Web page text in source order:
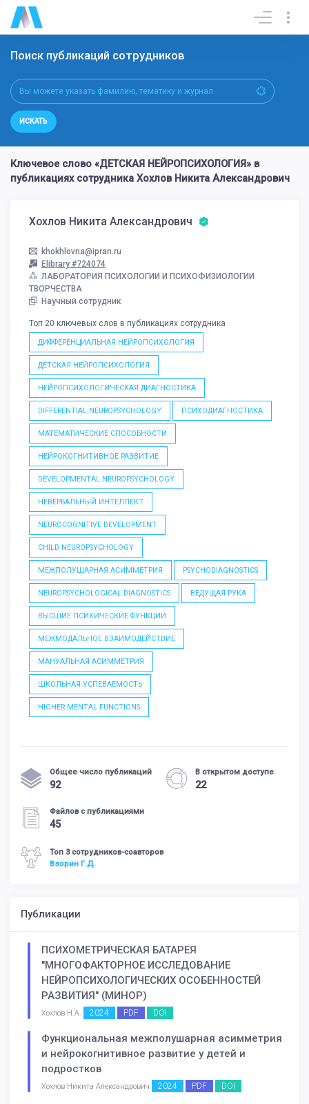
Поиск публикаций сотрудников
ИСКАТЬ
Ключевое слово «ДЕТСКАЯ НЕЙРОПСИХОЛОГИЯ» в
публикациях сотрудника Хохлов Никита Александрович
Хохлов Никита Александрович
khokhlovna@ipran.ru
Elibrary #724074
ЛАБОРАТОРИЯ ПСИХОЛОГИИ И ПСИХОФИЗИОЛОГИИ
ТВОРЧЕСТВА
Научный сотрудник
Топ 20 ключевых слов в публикациях сотрудника
ДИФФЕРЕНЦИАЛЬНАЯ НЕЙРОПСИХОЛОГИЯ
ДЕТСКАЯ НЕЙРОПСИХОЛОГИЯ
НЕЙРОПСИХОЛОГИЧЕСКАЯ ДИАГНОСТИКА
DIFFERENTIAL NEUROPSYCHOLOGY ПСИХОДИАГНОСТИКА
МАТЕМАТИЧЕСКИЕ СПОСОБНОСТИ
НЕЙРОКОГНИТИВНОЕ РАЗВИТИЕ
DEVELOPMENTAL NEUROPSYCHOLOGY
НЕВЕРБАЛЬНЫЙ ИНТЕЛЛЕКТ
NEUROCOGNITIVE DEVELOPMENT
CHILD NEUROPSYCHOLOGY
МЕЖПОЛУШАРНАЯ АСИММЕТРИЯ PSYCHODIAGNOSTICS
NEUROPSYCHOLOGICAL DIAGNOSTICS ВЕДУЩАЯ РУКА
ВЫСШИЕ ПСИХИЧЕСКИЕ ФУНКЦИИ
МЕЖМОДАЛЬНОЕ ВЗАИМОДЕЙСТВИЕ
МАНУАЛЬНАЯ АСИММЕТРИЯ
ШКОЛЬНАЯ УСПЕВАЕМОСТЬ
HIGHER MENTAL FUNCTIONS
Общее число публикаций
92
В открытом доступе
22
Файлов с публикациями
45
Топ 3 сотрудников-соавторов
Взорин Г.Д.
Публикации
ПСИХОМЕТРИЧЕСКАЯ БАТАРЕЯ
"МНОГОФАКТОРНОЕ ИССЛЕДОВАНИЕ
НЕЙРОПСИХОЛОГИЧЕСКИХ ОСОБЕННОСТЕЙ
РАЗВИТИЯ" (МИНОР)
Хохлов Н.А. 2024 PDF DOI
Функциональная межполушарная асимметрия
и нейрокогнитивное развитие у детей и
подростков
Хохлов Никита Александрович 2024 PDF DOI